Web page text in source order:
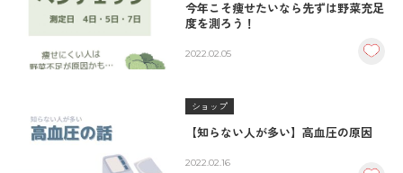
今年こそ痩せたいなら先ずは野菜充足
度を測ろう！
2022.02.05
ショップ
【知らない人が多い】高血圧の原因
2022.02.16